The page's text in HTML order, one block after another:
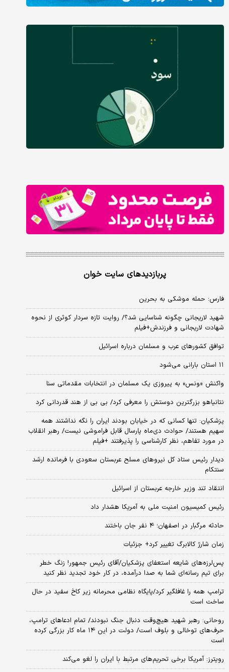
پربازدیدهای سایت خوان
فارس: حمله موشکی به بحرین
شهید لاریجانی چگونه شناسایی شد؟/ روایت تازه سردار کوثری از نحوه
شهادت لاریجانی و فرزندش+فیلم
توافق کشورهای عرب و مسلمان درباره اسرائیل
۱۱ استان بارانی می‌شود
واکنش «ونس» به پیروزی یک مسلمان در انتخابات مقدماتی سنا
نتانیاهو بزرگترین دوستش را معرفی کرد/ بی بی از هند قدردانی کرد
پزشکیان: تنها کسانی که در خیابان بودند ایران را نگه نداشتند همه
سهیم هستند/ حوادث دی‌ماه پارسال قابل فراموشی نیست/ رهبر انقلاب
در مورد تفاهم، نظر کارشناسی را پذیرفتند +فیلم
دیدار رئیس ستاد کل نیروهای مسلح عربستان سعودی با فرمانده ارشد
سنتکام
انتقاد تند وزیر خارجه عربستان از اسرائیل
رئیس کمیسیون امنیت ملی به آمریکا هشدار داد
حادثه مرگبار در اصفهان؛ ۴ نفر جان باختند
زمان شارژ کالابرگ تغییر کرد+ جزئیات
پس‌لرزه‌های شایعه استعفای پزشکیان/آقای رئیس جمهور! زنگ خطر
برای تیم رسانه‌ای شما به صدا درآمده، در کار خود تجدید نظر کنید
ترامپ همه را غافلگیر کرد/پایگاه نظامی محرمانه زیر کاخ سفید در حال
ساخت است
روحانی: رهبر شهید هیچ‌وقت دنبال جنگ نبودند/ تمام ادعاهای ترامپ،
حرف‌های توخالی و بلوف است/ دولت در این ۱۴ ماه کار بزرگی کرده
است
رویترز: آمریکا برخی تحریم‌های مرتبط با ایران را لغو می‌کند